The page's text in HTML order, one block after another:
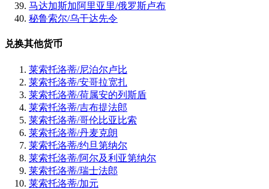
马达加斯加阿里亚里/俄罗斯卢布
秘鲁索尔/乌干达先令
兑换其他货币
莱索托洛蒂/尼泊尔卢比
莱索托洛蒂/安哥拉宽扎
莱索托洛蒂/荷属安的列斯盾
莱索托洛蒂/吉布提法郎
莱索托洛蒂/哥伦比亚比索
莱索托洛蒂/丹麦克朗
莱索托洛蒂/约旦第纳尔
莱索托洛蒂/阿尔及利亚第纳尔
莱索托洛蒂/瑞士法郎
莱索托洛蒂/加元